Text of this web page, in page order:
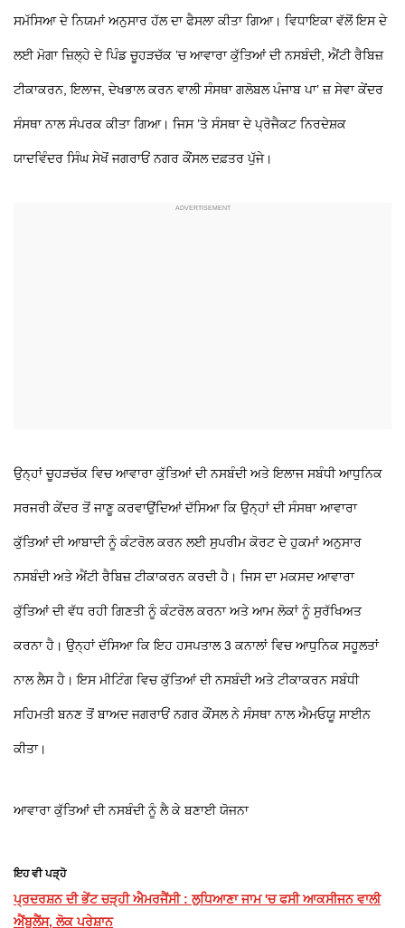
ਸਮੱਸਿਆ ਦੇ ਨਿਯਮਾਂ ਅਨੁਸਾਰ ਹੱਲ ਦਾ ਫੈਸਲਾ ਕੀਤਾ ਗਿਆ। ਵਿਧਾਇਕਾ ਵੱਲੋਂ ਇਸ ਦੇ
ਲਈ ਮੋਗਾ ਜ਼ਿਲ੍ਹੇ ਦੇ ਪਿੰਡ ਚੂਹੜਚੱਕ ’ਚ ਆਵਾਰਾ ਕੁੱਤਿਆਂ ਦੀ ਨਸਬੰਦੀ, ਐਂਟੀ ਰੈਬਿਜ਼
ਟੀਕਾਕਰਨ, ਇਲਾਜ, ਦੇਖਭਾਲ ਕਰਨ ਵਾਲੀ ਸੰਸਥਾ ਗਲੋਬਲ ਪੰਜਾਬ ਪਾ’ ਜ਼ ਸੇਵਾ ਕੇਂਦਰ
ਸੰਸਥਾ ਨਾਲ ਸੰਪਰਕ ਕੀਤਾ ਗਿਆ। ਜਿਸ ’ਤੇ ਸੰਸਥਾ ਦੇ ਪ੍ਰੋਜੈਕਟ ਨਿਰਦੇਸ਼ਕ
ਯਾਦਵਿੰਦਰ ਸਿੰਘ ਸੇਖੋਂ ਜਗਰਾਓਂ ਨਗਰ ਕੌਂਸਲ ਦਫ਼ਤਰ ਪੁੱਜੇ।
ਉਨ੍ਹਾਂ ਚੂਹੜਚੱਕ ਵਿਚ ਆਵਾਰਾ ਕੁੱਤਿਆਂ ਦੀ ਨਸਬੰਦੀ ਅਤੇ ਇਲਾਜ ਸਬੰਧੀ ਆਧੁਨਿਕ
ਸਰਜਰੀ ਕੇਂਦਰ ਤੋਂ ਜਾਣੂ ਕਰਵਾਉਂਦਿਆਂ ਦੱਸਿਆ ਕਿ ਉਨ੍ਹਾਂ ਦੀ ਸੰਸਥਾ ਆਵਾਰਾ
ਕੁੱਤਿਆਂ ਦੀ ਆਬਾਦੀ ਨੂੰ ਕੰਟਰੋਲ ਕਰਨ ਲਈ ਸੁਪਰੀਮ ਕੋਰਟ ਦੇ ਹੁਕਮਾਂ ਅਨੁਸਾਰ
ਨਸਬੰਦੀ ਅਤੇ ਐਂਟੀ ਰੈਬਿਜ਼ ਟੀਕਾਕਰਨ ਕਰਦੀ ਹੈ। ਜਿਸ ਦਾ ਮਕਸਦ ਆਵਾਰਾ
ਕੁੱਤਿਆਂ ਦੀ ਵੱਧ ਰਹੀ ਗਿਣਤੀ ਨੂੰ ਕੰਟਰੋਲ ਕਰਨਾ ਅਤੇ ਆਮ ਲੋਕਾਂ ਨੂੰ ਸੁਰੱਖਿਅਤ
ਕਰਨਾ ਹੈ। ਉਨ੍ਹਾਂ ਦੱਸਿਆ ਕਿ ਇਹ ਹਸਪਤਾਲ 3 ਕਨਾਲਾਂ ਵਿਚ ਆਧੁਨਿਕ ਸਹੂਲਤਾਂ
ਨਾਲ ਲੈਸ ਹੈ। ਇਸ ਮੀਟਿੰਗ ਵਿਚ ਕੁੱਤਿਆਂ ਦੀ ਨਸਬੰਦੀ ਅਤੇ ਟੀਕਾਕਰਨ ਸਬੰਧੀ
ਸਹਿਮਤੀ ਬਨਣ ਤੋਂ ਬਾਅਦ ਜਗਰਾਓਂ ਨਗਰ ਕੌਂਸਲ ਨੇ ਸੰਸਥਾ ਨਾਲ ਐਮਓਯੂ ਸਾਈਨ
ਕੀਤਾ।
ਆਵਾਰਾ ਕੁੱਤਿਆਂ ਦੀ ਨਸਬੰਦੀ ਨੂੰ ਲੈ ਕੇ ਬਣਾਈ ਯੋਜਨਾ
ਇਹ ਵੀ ਪੜ੍ਹੋ
ਪ੍ਰਦਰਸ਼ਨ ਦੀ ਭੇਂਟ ਚੜ੍ਹੀ ਐਮਰਜੈਂਸੀ : ਲੁਧਿਆਣਾ ਜਾਮ 'ਚ ਫਸੀ ਆਕਸੀਜਨ ਵਾਲੀ
ਐਂਬੂਲੈਂਸ, ਲੋਕ ਪਰੇਸ਼ਾਨ